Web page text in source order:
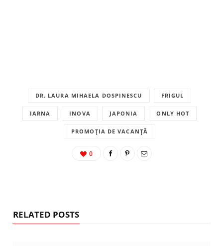
DR. LAURA MIHAELA DOSPINESCU FRIGUL
IARNA INOVA JAPONIA ONLY HOT
PROMOȚIA DE VACANȚĂ
0
RELATED POSTS